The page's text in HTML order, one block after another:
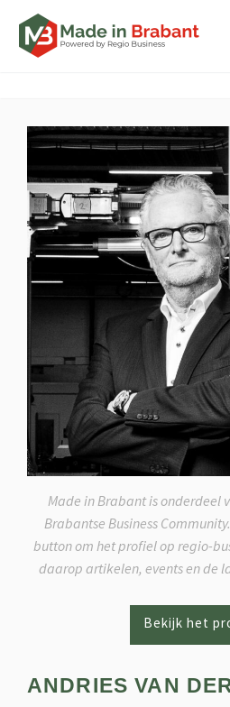
Made in Brabant is onderdeel
Brabantse Business
button om het profiel op regio-
daarop artikelen, events en de
ANDRIES VAN